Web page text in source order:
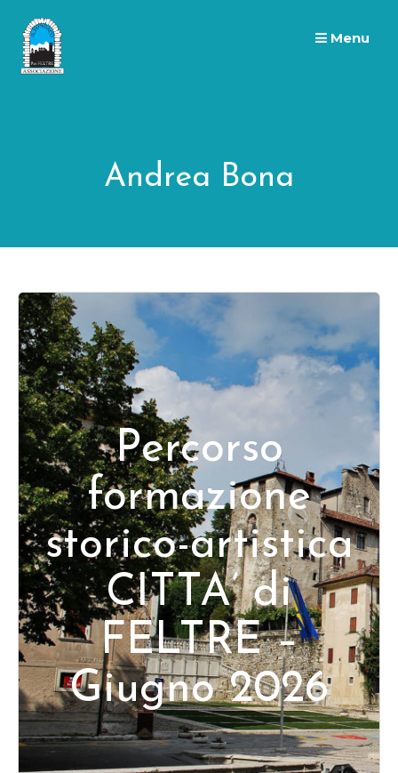
content
Menu
Andrea Bona
Percorso
formazione
storico-artistica
CITTA’ di
FELTRE –
Giugno 2026